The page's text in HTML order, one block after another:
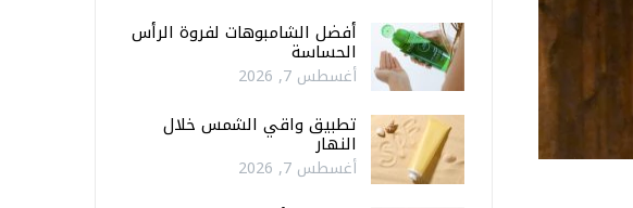
أفضل الشامبوهات لفروة الرأس
الحساسة
أغسطس 7, 2026
تطبيق واقي الشمس خلال
النهار
أغسطس 7, 2026